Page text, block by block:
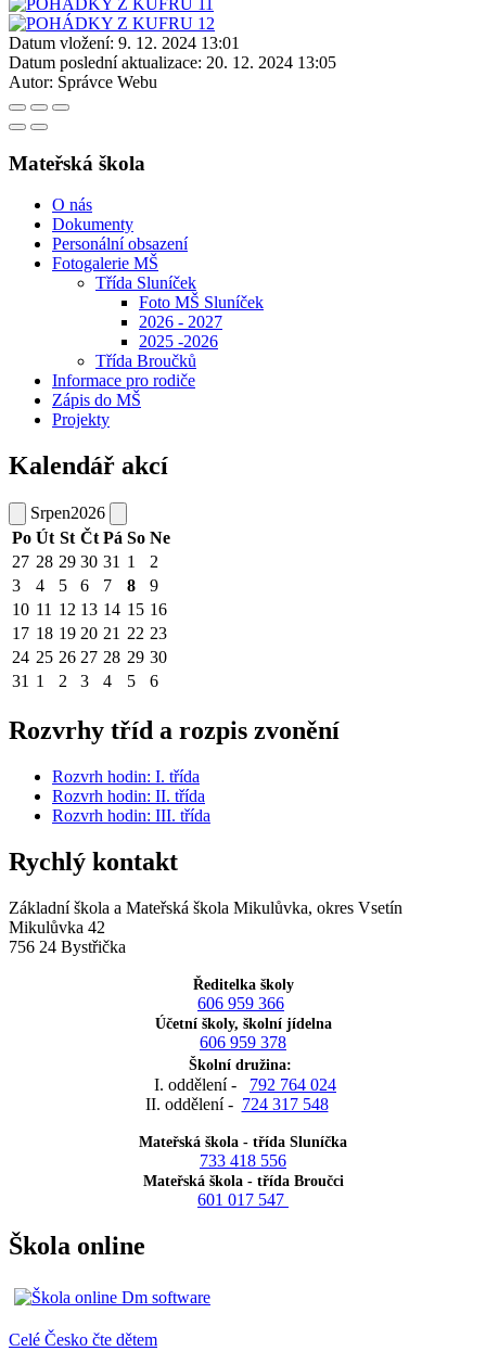
Datum vložení: 9. 12. 2024 13:01
Datum poslední aktualizace: 20. 12. 2024 13:05
Autor: Správce Webu
Mateřská škola
O nás
Dokumenty
Personální obsazení
Fotogalerie MŠ
Třída Sluníček
Foto MŠ Sluníček
2026 - 2027
2025 -2026
Třída Broučků
Informace pro rodiče
Zápis do MŠ
Projekty
Kalendář akcí
Srpen2026
Po Út St Čt Pá So Ne
27 28 29 30 31 1
2
3
4 5 6 7 8
9
10 11 12 13 14 15 16
17 18 19 20 21 22 23
24 25 26 27 28 29 30
31 1 2 3 4 5 6
Rozvrhy tříd a rozpis zvonění
Rozvrh hodin: I. třída
Rozvrh hodin: II. třída
Rozvrh hodin: III. třída
Rychlý kontakt
Základní škola a Mateřská škola Mikulůvka, okres Vsetín
Mikulůvka 42
756 24 Bystřička
Ředitelka školy
606 959 366
Účetní školy, školní jídelna
606 959 378
Školní družina:
I. oddělení - 792 764 024
II. oddělení - 724 317 548
Mateřská škola - třída Sluníčka
733 418 556
Mateřská škola - třída Broučci
601 017 547
Škola online
Celé Česko čte dětem